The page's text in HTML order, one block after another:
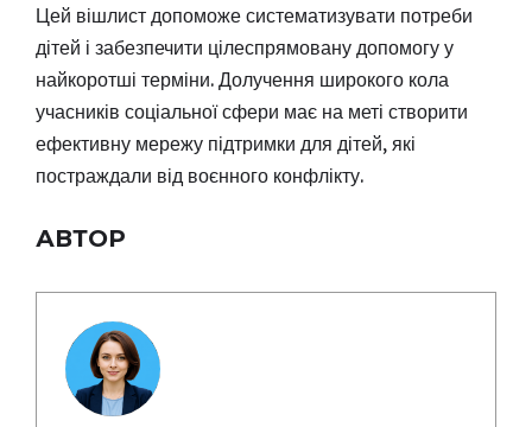
Цей вішлист допоможе систематизувати потреби
дітей і забезпечити цілеспрямовану допомогу у
найкоротші терміни. Долучення широкого кола
учасників соціальної сфери має на меті створити
ефективну мережу підтримки для дітей, які
постраждали від воєнного конфлікту.
АВТОР